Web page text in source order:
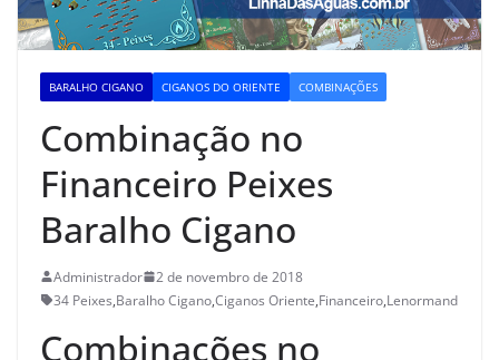
BARALHO CIGANO CIGANOS DO ORIENTE COMBINAÇÕES
Combinação no
Financeiro Peixes
Baralho Cigano
Administrador
2 de novembro de 2018
34 Peixes,Baralho Cigano,Ciganos Oriente,Financeiro,Lenormand
Combinações no